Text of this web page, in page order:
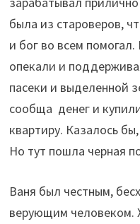
была из староверов,
и бог во всем
опекали и
пасеки и выделенной
сообща денег и
квартиру. Казалось
Но тут пошла черная
Ваня был честным,
верующим человеком.